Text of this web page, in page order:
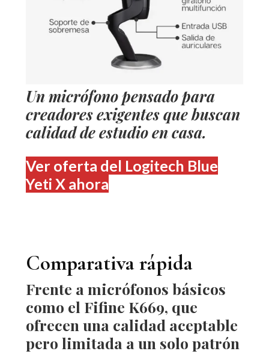
Un micrófono pensado para
creadores exigentes que buscan
calidad de estudio en casa.
Ver oferta del Logitech Blue
Yeti X ahora
Comparativa rápida
Frente a micrófonos básicos
como el Fifine K669, que
ofrecen una calidad aceptable
pero limitada a un solo patrón